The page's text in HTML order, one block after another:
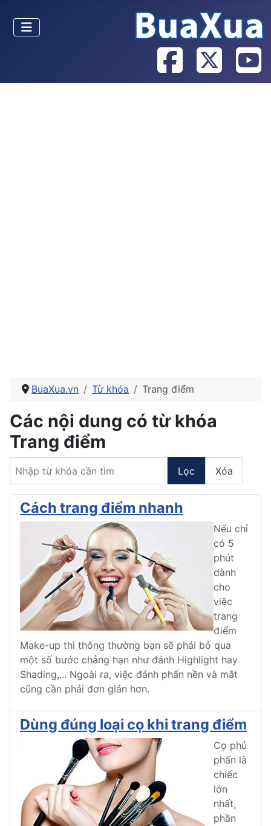
BuaXua.vn Từ khóa Trang điểm
Các nội dung có từ khóa
Trang điểm
Nhập từ khóa cần tìm
Lọc Xóa
Cách trang điểm nhanh
Nếu chỉ
có 5
phút
dành
cho
việc
trang
điểm
Make-up thì thông thường bạn sẽ phải bỏ qua
một số bước chẳng hạn như đánh Highlight hay
Shading,... Ngoài ra, việc đánh phấn nền và mắt
cũng cần phải đơn giản hơn.
Dùng đúng loại cọ khi trang điểm
Cọ phủ
phấn là
chiếc
lớn
nhất,
phần